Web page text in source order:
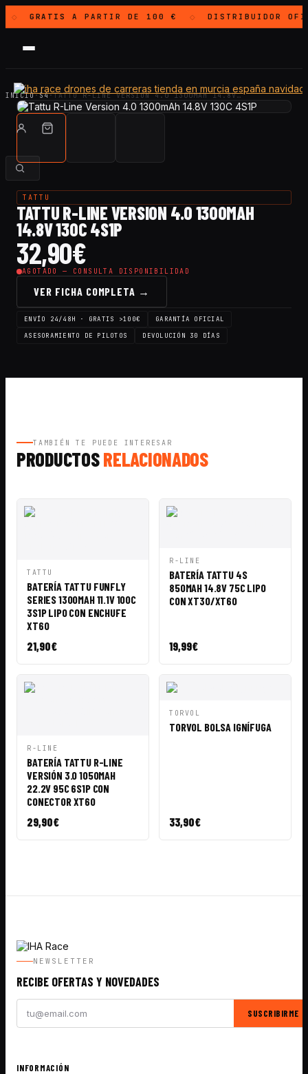
◇ GRATISA PARTIR DE 100 € ◇ DISTRIBUIDOR
INICIO·S4·TATTU R-LINE VERSION 4.0 1300MAH 14.8V…
TATTU
TATTU R-LINE VERSION 4.0 1300MAH
14.8V 130C 4S1P
32,90€
AGOTADO — CONSULTA DISPONIBILIDAD
VER FICHA COMPLETA →
ENVÍO 24/48H · GRATIS >100€
GARANTÍA OFICIAL
ASESORAMIENTO DE PILOTOS
DEVOLUCIÓN 30 DÍAS
TAMBIÉN TE PUEDE INTERESAR
PRODUCTOSRELACIONADOS
VISTA
TATTU
BATERÍA TATTU FUNFLY
SERIES 1300MAH 11.1V 100C
3S1P LIPO CON ENCHUFE
XT60
21,90€
VISTA
R-LINE
BATERÍA TATTU 4S
850MAH 14.8V 75C LIPO
CON XT30/XT60
19,99€
VISTA
R-LINE
BATERÍA TATTU R-LINE
VERSIÓN 3.0 1050MAH
22.2V 95C 6S1P CON
CONECTOR XT60
29,90€
VISTA
CESTA
TORVOL
TORVOL BOLSA IGNÍFUGA
33,90€
NEWSLETTER
RECIBE OFERTAS Y NOVEDADES
SUSCRIBIRME
INFORMACIÓN